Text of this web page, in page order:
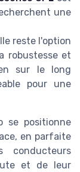
une
reste l'option
robustesse et
sur le long
pour une
se positionne
en parfaite
conducteurs
et de leur